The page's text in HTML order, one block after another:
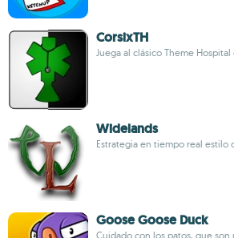
CorsixTH
Juega al clásico Theme
Widelands
Estrategia en tiempo real estilo
Goose Goose Duck
Cuidado con los patos, que son